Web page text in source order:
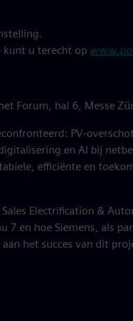
kunt u terecht op
Forum, hal 6, Messe
PV-
en AI bij
efficiënte en
Electrification &
7 en hoe Siemens, als
het succes van dit